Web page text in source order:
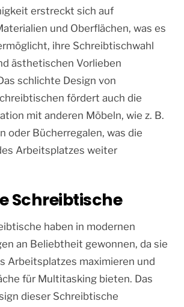
erstreckt sich auf
und Oberflächen, was es
ihre Schreibtischwahl
ästhetischen Vorlieben
schlichte Design von
fördert auch die
mit anderen Möbeln, wie z. B.
oder Bücherregalen, was die
Arbeitsplatzes weiter
Schreibtische
haben in modernen
an Beliebtheit gewonnen, da sie
Arbeitsplatzes maximieren und
für Multitasking bieten. Das
dieser Schreibtische